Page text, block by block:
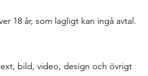
18 år, som lagligt kan ingå avtal.
bild, video, design och övrigt